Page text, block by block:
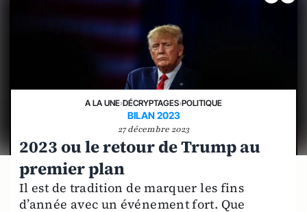
A LA UNE›DÉCRYPTAGES›POLITIQUE
BILAN 2023
27 décembre 2023
2023 ou le retour de Trump au
premier plan
Il est de tradition de marquer les fins
d’année avec un événement fort. Que